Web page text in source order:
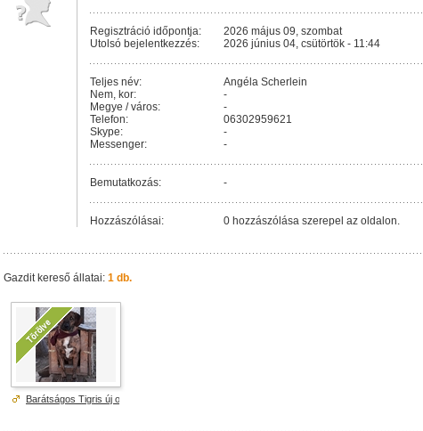
Regisztráció időpontja:
Utolsó bejelentkezzés:
2026 május 09, szombat
2026 június 04, csütörtök - 11:44
Teljes név:
Nem, kor:
Megye / város:
Telefon:
Skype:
Messenger:
Angéla Scherlein
-
-
06302959621
-
-
Bemutatkozás: -
Hozzászólásai: 0 hozzászólása szerepel az oldalon.
Gazdit kereső állatai: 1 db.
Barátságos Tigris új otthont keres!